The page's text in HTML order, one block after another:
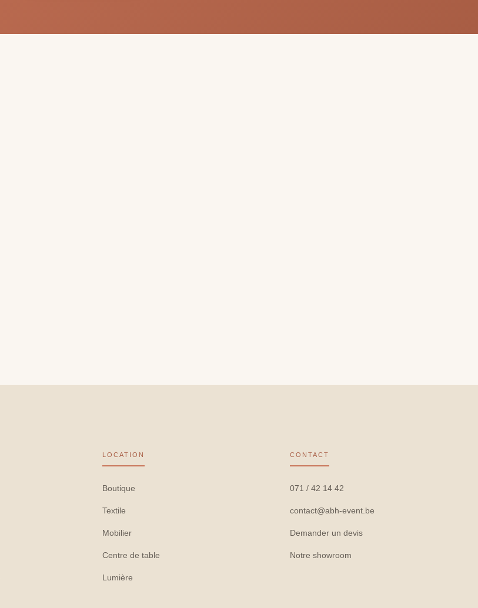
LOCATION
Boutique
Textile
Mobilier
Centre de table
Lumière
CONTACT
071 / 42 14 42
contact@abh-event.be
Demander un devis
Notre showroom